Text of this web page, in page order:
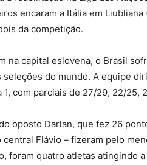
encaram a Itália em
da competição.
na capital eslovena, o Brasil
do mundo. A equipe
com parciais de 27/29, 22/25,
oposto Darlan, que fez 26
Flávio – fizeram pelo
foram quatro atletas atingindo